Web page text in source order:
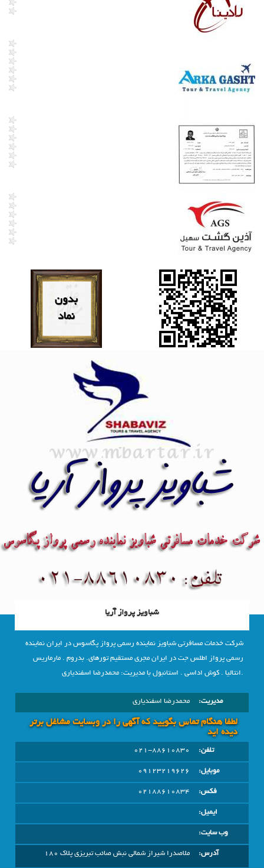
شباویز پرواز آریا
شرکت خدمات مسافرتی شباویز نماینده رسمی پرواز پگاسوس در ایران نماینده
رسمی پرواز اطلس جت در ایران مجری مستقیم تورهای. بدروم . مارماریس
.انتالیا . کوش اداسی . استانبول با مدیریت: محمدرضا اسفندیاری
مدیریت: محمدرضا اسفندیاری
لطفا هنگام تماس بگویید که آگهی را در وبسايت مشاغل برتر
دیده اید
تلفن:
021-88610830
موبایل:
09123219626
فکس:
02188610834
ایمیل:
وب سایت:
آدرس:
ملاصدرا شیراز شمالی نبش صائب تبریزی پلاک 180